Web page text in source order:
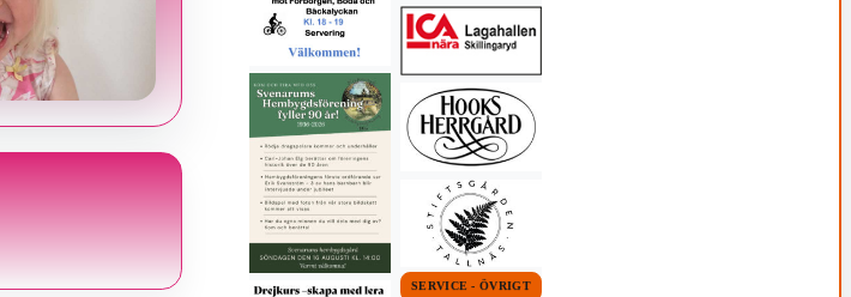
SERVICE - ÖVRIGT